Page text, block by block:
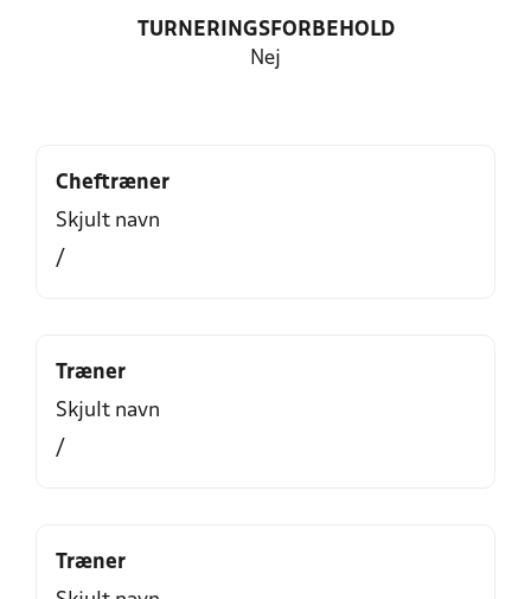
TURNERINGSFORBEHOLD
Nej
Cheftræner
Skjult navn
/
Træner
Skjult navn
/
Træner